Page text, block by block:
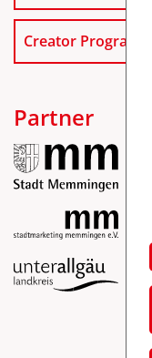
Creator Program
Partner